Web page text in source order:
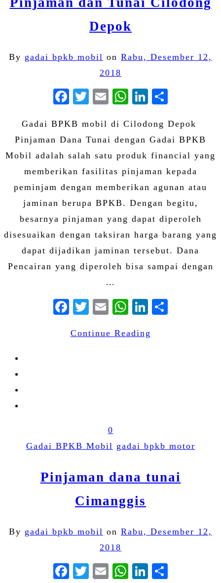
Depok
By gadai bpkb mobil on Rabu, Desember 12,
2018
Facebook
Twitter
EmailWhatsApp
LinkedIn
Gadai BPKB mobil di Cilodong Depok
Pinjaman Dana Tunai dengan Gadai BPKB
Mobil adalah salah satu produk financial yang
memberikan fasilitas pinjaman kepada
peminjam dengan memberikan agunan atau
jaminan berupa BPKB. Dengan begitu,
besarnya pinjaman yang dapat diperoleh
disesuaikan dengan taksiran harga barang yang
dapat dijadikan jaminan tersebut. Dana
Pencairan yang diperoleh bisa sampai dengan
…
Facebook
Twitter
EmailWhatsApp
LinkedIn
Continue Reading
0
Gadai BPKB Mobil gadai bpkb motor
Pinjaman dana tunai
Cimanggis
By gadai bpkb mobil on Rabu, Desember 12,
2018
Facebook
Twitter
EmailWhatsApp
LinkedIn